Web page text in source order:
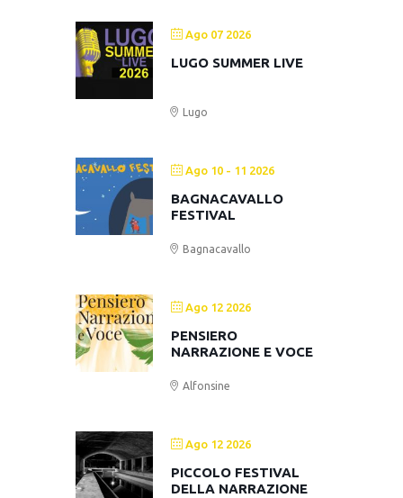
Ago 07 2026
LUGO SUMMER LIVE
Lugo
Ago 10 - 11 2026
BAGNACAVALLO
FESTIVAL
Bagnacavallo
Ago 12 2026
PENSIERO
NARRAZIONE E VOCE
Alfonsine
Ago 12 2026
PICCOLO FESTIVAL
DELLA NARRAZIONE